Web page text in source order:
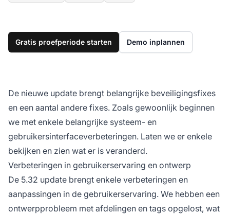
Gratis proefperiode starten Demo inplannen
De nieuwe update brengt belangrijke beveiligingsfixes
en een aantal andere fixes. Zoals gewoonlijk beginnen
we met enkele belangrijke systeem- en
gebruikersinterfaceverbeteringen. Laten we er enkele
bekijken en zien wat er is veranderd.
Verbeteringen in gebruikerservaring en ontwerp
De 5.32 update brengt enkele verbeteringen en
aanpassingen in de gebruikerservaring. We hebben een
ontwerpprobleem met afdelingen en tags opgelost, wat